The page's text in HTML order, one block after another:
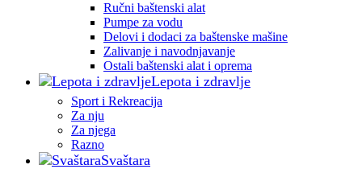
Ručni baštenski alat
Pumpe za vodu
Delovi i dodaci za baštenske mašine
Zalivanje i navodnjavanje
Ostali baštenski alat i oprema
Lepota i zdravlje
Sport i Rekreacija
Za nju
Za njega
Razno
Svaštara